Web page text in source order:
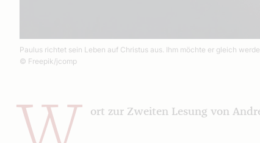
Paulus richtet sein Leben auf Christus aus. Ihm möchte er gleich
© Freepik/jcomp
ort zur Zweiten Lesung von